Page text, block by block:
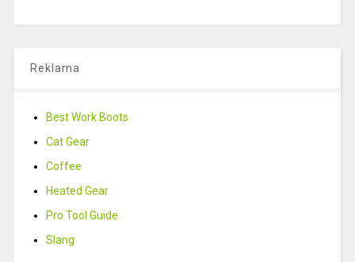
Reklama
Best Work Boots
Cat Gear
Coffee
Heated Gear
Pro Tool Guide
Slang